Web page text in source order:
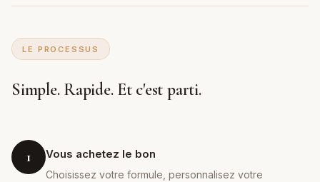
LE PROCESSUS
Simple. Rapide. Et c'est parti.
1 Vous achetez le bon
Choisissez votre formule, personnalisez votre